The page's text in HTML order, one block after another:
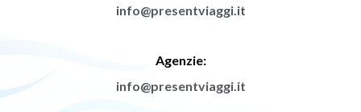
info@presentviaggi.it
Agenzie:
info@presentviaggi.it